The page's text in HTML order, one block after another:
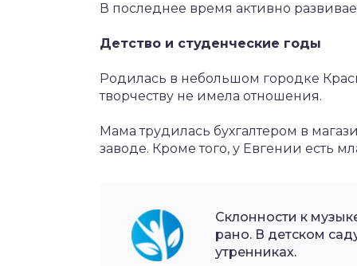
В последнее время активно
Детство и студенческие годы
Родилась в небольшом городке
творчеству не имела отношения.
Мама трудилась бухгалтером в
заводе. Кроме того, у Евгении есть
Склонности к
рано. В детском
утренниках.